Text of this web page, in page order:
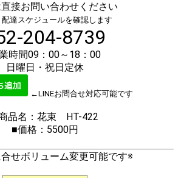
直接お問い合わせください
達スケジュールを確認します
204-8739
時間09：00～18：00
日曜日・祝日定休
←LINEお問合せ対応可能です
品名：花束 HT-422
■価格：5500円
せボリューム変更可能です※